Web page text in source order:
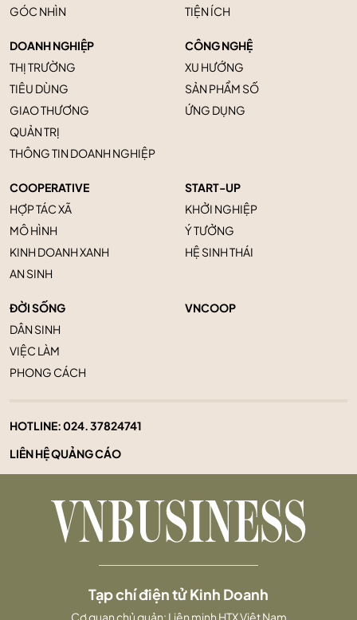
GÓC NHÌN
TIỆN ÍCH
DOANH NGHIỆP
THỊ TRƯỜNG
TIÊU DÙNG
GIAO THƯƠNG
QUẢN TRỊ
THÔNG TIN DOANH NGHIỆP
CÔNG NGHỆ
XU HƯỚNG
SẢN PHẨM SỐ
ỨNG DỤNG
COOPERATIVE
HỢP TÁC XÃ
MÔ HÌNH
KINH DOANH XANH
AN SINH
START-UP
KHỞI NGHIỆP
Ý TƯỞNG
HỆ SINH THÁI
ĐỜI SỐNG
DÂN SINH
VIỆC LÀM
PHONG CÁCH
VNCOOP
HOTLINE:024. 37824741
LIÊN HỆ QUẢNG CÁO
Tạp chí điện tử Kinh Doanh
Cơ quan chủ quản: Liên minh HTX Việt Nam